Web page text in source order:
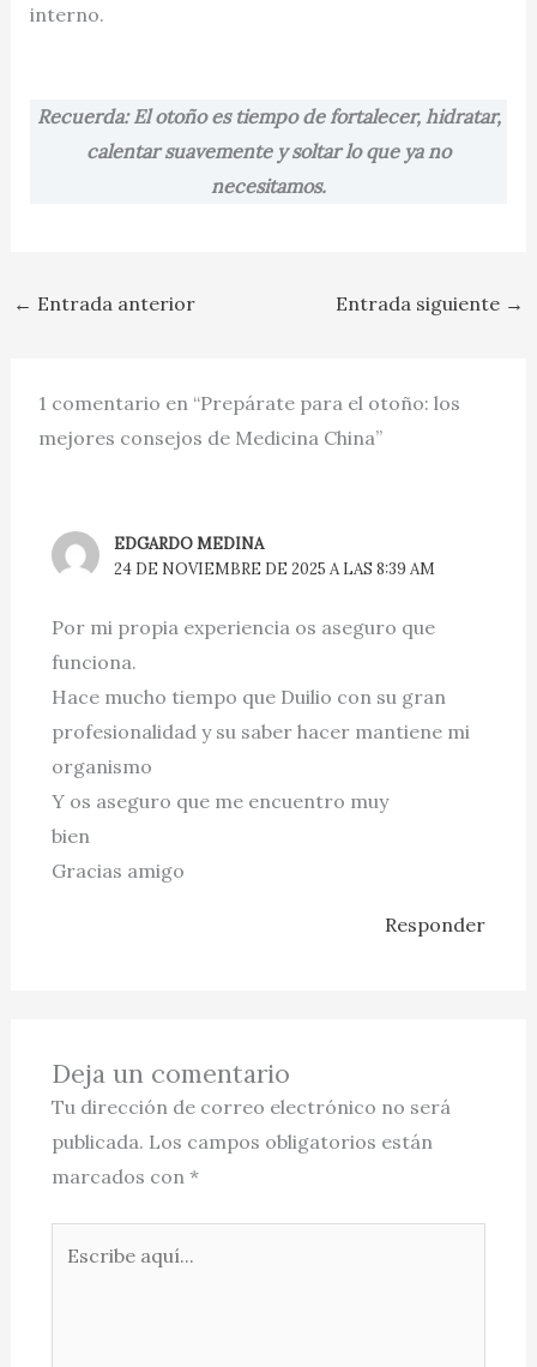
interno.
Recuerda: El otoño es tiempo de fortalecer, hidratar,
calentar suavemente y soltar lo que ya no
necesitamos.
← Entrada anterior Entrada siguiente →
1 comentario en “Prepárate para el otoño: los
mejores consejos de Medicina China”
EDGARDO MEDINA
24 DE NOVIEMBRE DE 2025 A LAS 8:39 AM
Por mi propia experiencia os aseguro que
funciona.
Hace mucho tiempo que Duilio con su gran
profesionalidad y su saber hacer mantiene mi
organismo
Y os aseguro que me encuentro muy
bien
Gracias amigo
Responder
Deja un comentario
Tu dirección de correo electrónico no será
publicada. Los campos obligatorios están
marcados con *